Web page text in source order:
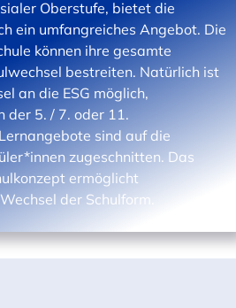
Oberstufe, bietet die
ein umfangreiches Angebot. Die
können ihre gesamte
bestreiten. Natürlich ist
an die ESG möglich,
der 5. / 7. oder 11.
sind auf die
zugeschnitten. Das
ermöglicht
der Schulform.